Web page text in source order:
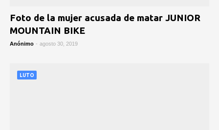
Foto de la mujer acusada de matar JUNIOR
MOUNTAIN BIKE
Anónimo - agosto 30, 2019
LUTO